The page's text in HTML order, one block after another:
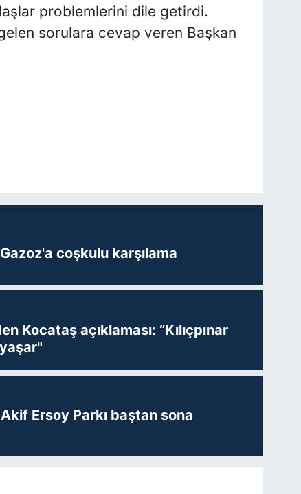
problemlerini dile getirdi.
sorulara cevap veren Başkan
coşkulu karşılama
Kocataş açıklaması: “Kılıçpınar
Ersoy Parkı baştan sona